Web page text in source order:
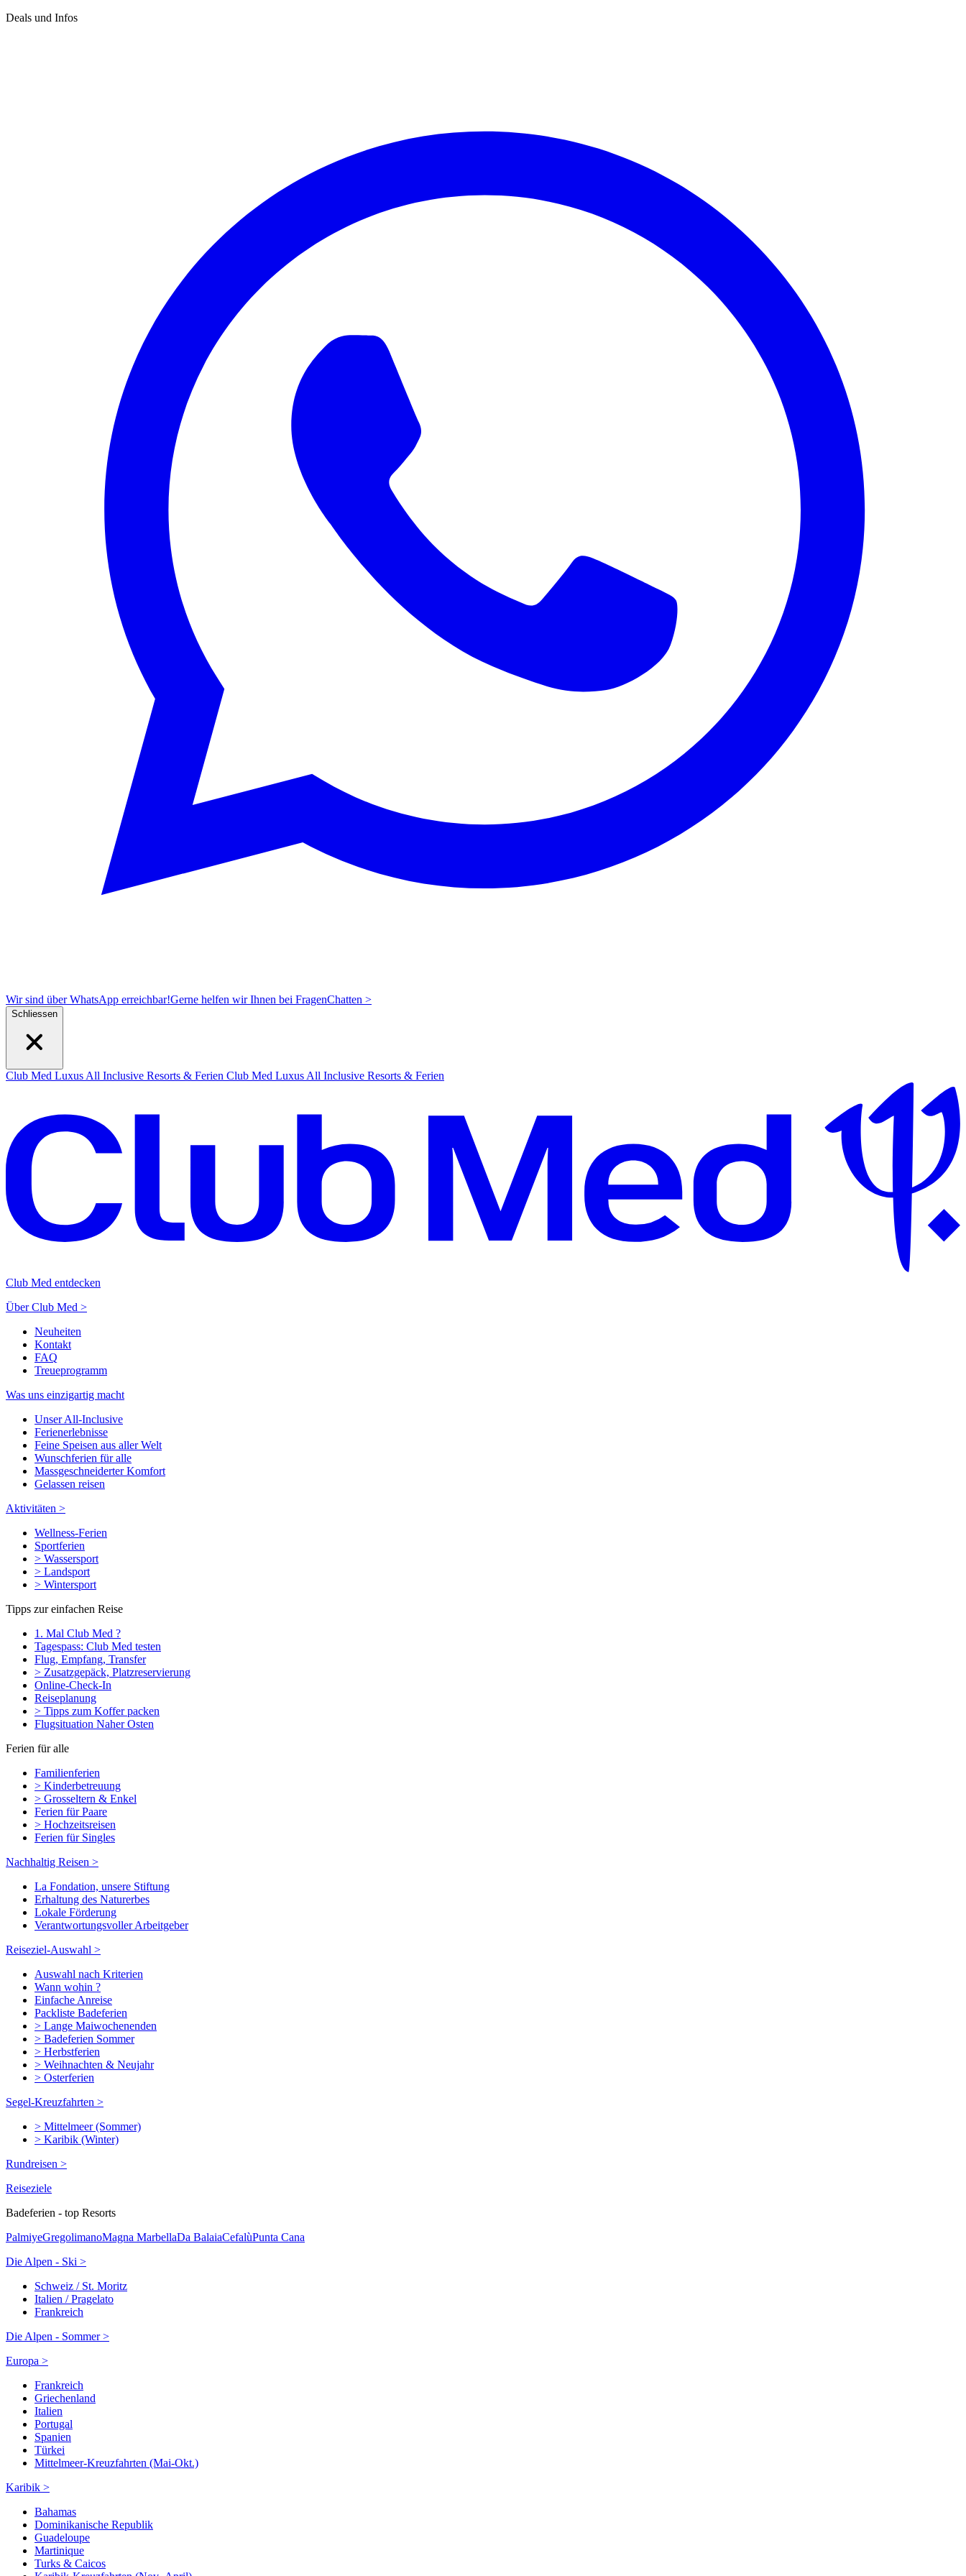
Deals und Infos
Wir sind über WhatsApp erreichbar!Gerne helfen wir Ihnen bei FragenChatten >
Schliessen
Club Med Luxus All Inclusive Resorts & Ferien Club Med Luxus All Inclusive Resorts & Ferien
Club Med entdecken
Über Club Med >
Neuheiten
Kontakt
FAQ
Treueprogramm
Was uns einzigartig macht
Unser All-Inclusive
Ferienerlebnisse
Feine Speisen aus aller Welt
Wunschferien für alle
Massgeschneiderter Komfort
Gelassen reisen
Aktivitäten >
Wellness-Ferien
Sportferien
> Wassersport
> Landsport
> Wintersport
Tipps zur einfachen Reise
1. Mal Club Med ?
Tagespass: Club Med testen
Flug, Empfang, Transfer
> Zusatzgepäck, Platzreservierung
Online-Check-In
Reiseplanung
> Tipps zum Koffer packen
Flugsituation Naher Osten
Ferien für alle
Familienferien
> Kinderbetreuung
> Grosseltern & Enkel
Ferien für Paare
> Hochzeitsreisen
Ferien für Singles
Nachhaltig Reisen >
La Fondation, unsere Stiftung
Erhaltung des Naturerbes
Lokale Förderung
Verantwortungsvoller Arbeitgeber
Reiseziel-Auswahl >
Auswahl nach Kriterien
Wann wohin ?
Einfache Anreise
Packliste Badeferien
> Lange Maiwochenenden
> Badeferien Sommer
> Herbstferien
> Weihnachten & Neujahr
> Osterferien
Segel-Kreuzfahrten >
> Mittelmeer (Sommer)
> Karibik (Winter)
Rundreisen >
Reiseziele
Badeferien - top Resorts
PalmiyeGregolimanoMagna MarbellaDa BalaiaCefalùPunta Cana
Die Alpen - Ski >
Schweiz / St. Moritz
Italien / Pragelato
Frankreich
Die Alpen - Sommer >
Europa >
Frankreich
Griechenland
Italien
Portugal
Spanien
Türkei
Mittelmeer-Kreuzfahrten (Mai-Okt.)
Karibik >
Bahamas
Dominikanische Republik
Guadeloupe
Martinique
Turks & Caicos